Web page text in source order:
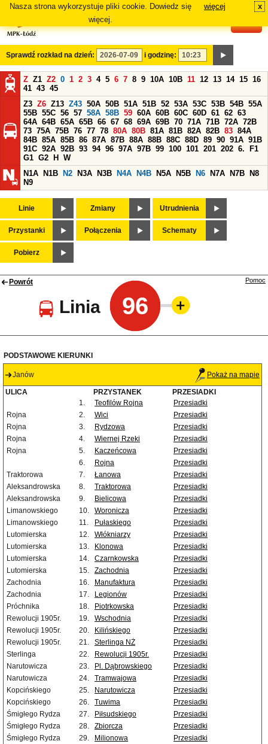
Nasza strona wykorzystuje pliki cookie. Dowiedz się
więcej.
więcej x
Sprawdź rozkład na dzień: i godzinę:
Z Z1 Z2 0 1 2 3 4 5 6 7 8 9 10A 10B 11 12 13 14 15 16
41 43 45
Z3 Z6 Z13 Z43 50A 50B 51A 51B 52 53A 53C 53B 54B 55A
55B 55C 56 57 58A 58B 59 60A 60B 60C 60D 61 62 63
64A 64B 65A 65B 66 67 68 69A 69B 70 71A 71B 72A 72B
73 75A 75B 76 77 78 80A 80B 81A 81B 82A 82B 83 84A
84B 85A 85B 86 87A 87B 88A 88B 88C 88D 89 90 91A 91B
91C 92A 92B 93 94 96 97A 97B 99 100 101 201 202 6.
F1
G1 G2 H
W
N1A
N1B N2 N3A N3B N4A N4B N5A N5B N6 N7A N7B
N8
N9
Linie Zmiany Utrudnienia
Przystanki Połączenia Schematy
Pobierz
Powrót
Linia 96
Pomoc
PODSTAWOWE KIERUNKI
Janów Pokaż na mapie
ULICA PRZYSTANEK
PRZESIADKI
1.
Teofilów Rojna
Przesiadki
Rojna
2. Wici
Przesiadki
Rojna
3. Rydzowa
Przesiadki
Rojna
4. Wiernej Rzeki
Przesiadki
Rojna
5. Kaczeńcowa
Przesiadki
6.
Rojna
Przesiadki
Traktorowa
7. Łanowa
Przesiadki
Aleksandrowska
8. Traktorowa
Przesiadki
Aleksandrowska
9. Bielicowa
Przesiadki
Limanowskiego
10. Woronicza
Przesiadki
Limanowskiego
11. Pułaskiego
Przesiadki
Lutomierska
12. Włókniarzy
Przesiadki
Lutomierska
13. Klonowa
Przesiadki
Lutomierska
14. Czarnkowska
Przesiadki
Lutomierska
15. Zachodnia
Przesiadki
Zachodnia
16. Manufaktura
Przesiadki
Zachodnia
17. Legionów
Przesiadki
Próchnika
18. Piotrkowska
Przesiadki
Rewolucji 1905r.
19. Wschodnia
Przesiadki
Rewolucji 1905r.
20. Kilińskiego
Przesiadki
Rewolucji 1905r.
21. Sterlinga NŻ
Przesiadki
Sterlinga
22. Rewolucji 1905r.
Przesiadki
Narutowicza
23. Pl. Dąbrowskiego
Przesiadki
Narutowicza
24. Tramwajowa
Przesiadki
Kopcińskiego
25. Narutowicza
Przesiadki
Kopcińskiego
26. Tuwima
Przesiadki
Śmigłego Rydza
27. Piłsudskiego
Przesiadki
Śmigłego Rydza
28. Zbiorcza
Przesiadki
Śmigłego Rydza
29. Milionowa
Przesiadki